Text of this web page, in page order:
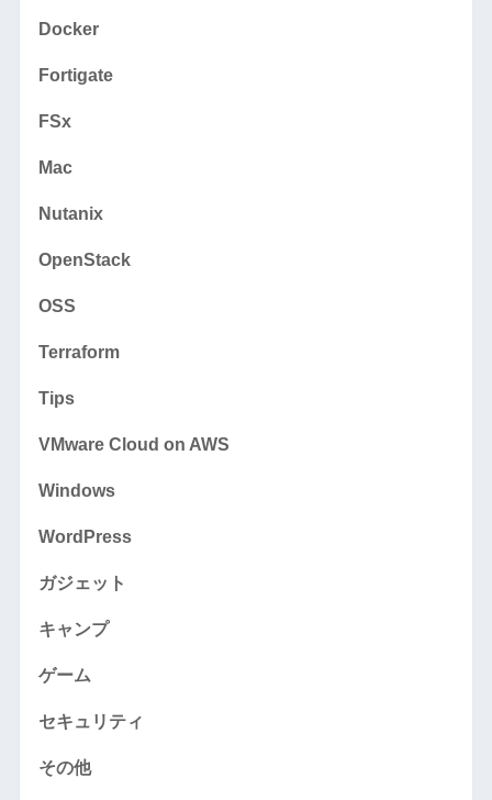
Docker
Fortigate
FSx
Mac
Nutanix
OpenStack
OSS
Terraform
Tips
VMware Cloud on AWS
Windows
WordPress
ガジェット
キャンプ
ゲーム
セキュリティ
その他